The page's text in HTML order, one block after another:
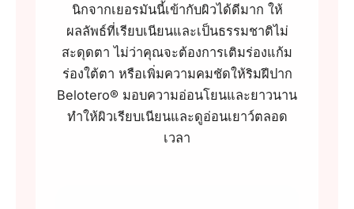
นิกจากเยอรมันนี้เข้ากับผิวได้ดีมาก ให้
ผลลัพธ์ที่เรียบเนียนและเป็นธรรมชาติไม่
สะดุดตา ไม่ว่าคุณจะต้องการเติมร่องแก้ม
ร่องใต้ตา หรือเพิ่มความคมชัดให้ริมฝีปาก
Belotero® มอบความอ่อนโยนและยาวนาน
ทำให้ผิวเรียบเนียนและดูอ่อนเยาว์ตลอด
เวลา